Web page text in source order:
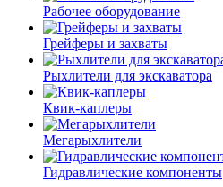
Рабочее оборудование
Грейферы и захваты
Рыхлители для экскаватора
Квик-каплеры
Мегарыхлители
Гидравлические компоненты